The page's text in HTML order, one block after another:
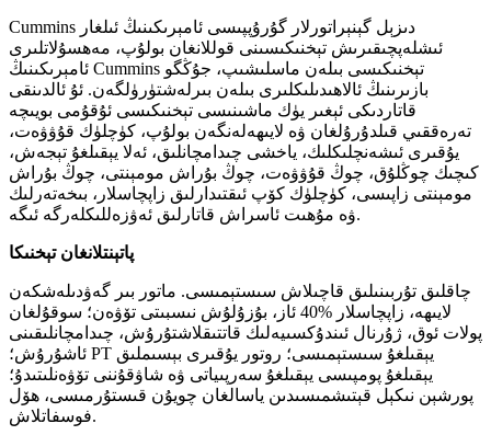
Cummins دىزېل گېنېراتورلار گۇرۇپپىسى ئامېرىكىنىڭ ئىلغار
ئىشلەپچىقىرىش تېخنىكىسىنى قوللانغان بولۇپ، مەھسۇلاتلىرى
ئامېرىكىنىڭ Cummins تېخنىكىسى بىلەن ماسلىشىپ، جۇڭگو
بازىرىنىڭ ئالاھىدىلىكلىرى بىلەن بىرلەشتۈرۈلگەن. ئۇ ئالدىنقى
قاتاردىكى ئېغىر يۈك ماشىنىسى تېخنىكىسى ئۇقۇمى بويىچە
تەرەققىي قىلدۇرۇلغان ۋە لايىھەلەنگەن بولۇپ، كۈچلۈك قۇۋۋەت،
يۇقىرى ئىشەنچلىكلىك، ياخشى چىدامچانلىق، ئەلا يېقىلغۇ تېجەش،
كىچىك چوڭلۇق، چوڭ قۇۋۋەت، چوڭ بۇراش مومېنتى، چوڭ بۇراش
مومېنتى زاپىسى، كۈچلۈك كۆپ ئىقتىدارلىق زاپچاسلار، بىخەتەرلىك
ۋە مۇھىت ئاسراش قاتارلىق ئەۋزەللىكلەرگە ئىگە.
پاتېنتلانغان تېخنىكا
چاقلىق تۇربىنىلىق قاچىلاش سىستېمىسى. ماتور بىر گەۋدىلەشكەن
لايىھە، زاپچاسلار %40 ئاز، بۇزۇلۇش نىسبىتى تۆۋەن؛ سوقۇلغان
پولات ئوق، ژۇرنال ئىندۇكسىيەلىك قاتتىقلاشتۇرۇش، چىدامچانلىقىنى
ئاشۇرۇش؛ PT يېقىلغۇ سىستېمىسى؛ روتور يۇقىرى بېسىملىق
يېقىلغۇ پومپىسى يېقىلغۇ سەرپىياتى ۋە شاۋقۇننى تۆۋەنلىتىدۇ؛
پورشېن نىكېل قېتىشمىسىدىن ياسالغان چويۇن قىستۇرمىسى، ھۆل
فوسفاتلاش.